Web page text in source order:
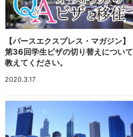
【パースエクスプレス・マガジン】
第36回学生ビザの切り替えについて
教えてください。
2020.3.17